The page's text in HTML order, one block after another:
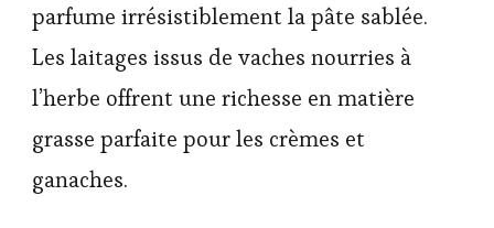
parfume irrésistiblement la pâte sablée.
Les laitages issus de vaches nourries à
l’herbe offrent une richesse en matière
grasse parfaite pour les crèmes et
ganaches.